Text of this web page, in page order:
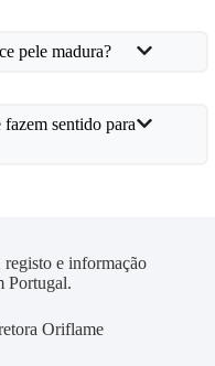
pele madura?
sentido para
e informação
Portugal.
Oriflame